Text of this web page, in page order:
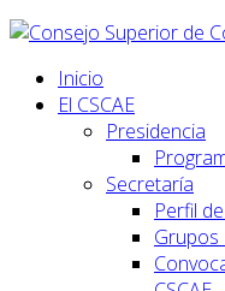
Inicio
El CSCAE
Presidencia
Secretaría
Perfil
Grupos